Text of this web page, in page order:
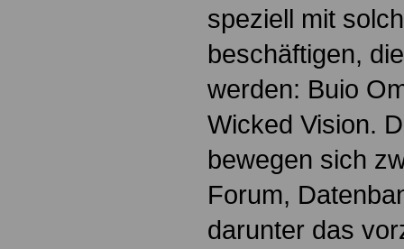
speziell mit
beschäftigen,
werden: Buio
Wicked Vision.
bewegen sich
Forum,
darunter das